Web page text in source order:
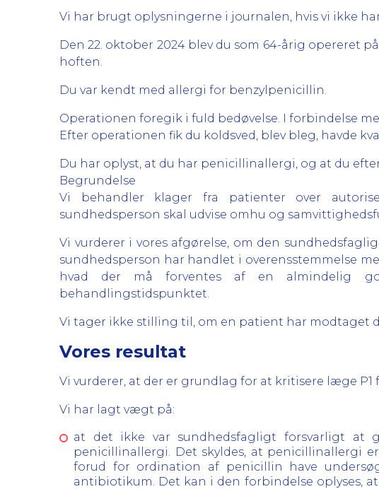
Vi har brugt oplysningerne i journalen, hvis vi ikke
Den 22. oktober 2024 blev du som 64-årig opereret
hoften.
Du var kendt med allergi for benzylpenicillin.
Operationen foregik i fuld bedøvelse. I forbindelse
Efter operationen fik du koldsved, blev bleg, havde
Du har oplyst, at du har penicillinallergi, og at du
Begrundelse
Vi behandler klager fra patienter over
sundhedsperson skal udvise omhu og
Vi vurderer i vores afgørelse, om den
sundhedsperson har handlet i overensstemmelse
hvad der må forventes af en almindelig
behandlingstidspunktet.
Vi tager ikke stilling til, om en patient har modtaget
Vores resultat
Vi vurderer, at der er grundlag for at kritisere læge
Vi har lagt vægt på:
at det ikke var sundhedsfagligt forsvarligt at
penicillinallergi. Det skyldes, at penicillinallergi
forud for ordination af penicillin have
antibiotikum. Det kan i den forbindelse oplyses,